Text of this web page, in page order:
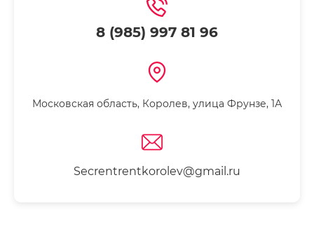
8 (985) 997 81 96
Московская область, Королев, улица Фрунзе, 1А
Secrentrentkorolev@gmail.ru